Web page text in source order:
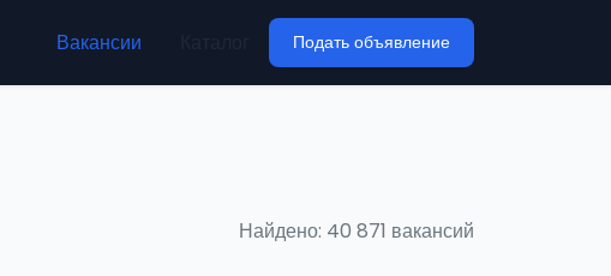
Вакансии Подать объявление
Найдено: 40 871 вакансий